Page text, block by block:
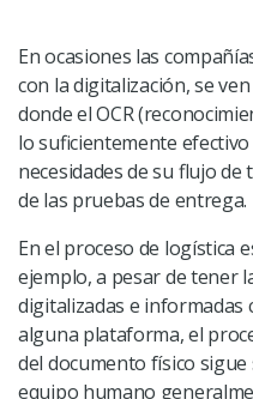
En ocasiones las
con la digitalización, se
donde el OCR
lo suficientemente
necesidades de su flujo
de las pruebas de entrega.
En el proceso de logística
ejemplo, a pesar de tener
digitalizadas e informadas
alguna plataforma, el
del documento físico
equipo humano